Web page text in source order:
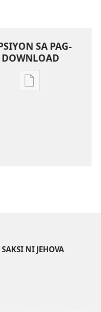
SA PAG-
DOWNLOAD
Opsiyon
NI JEHOVA